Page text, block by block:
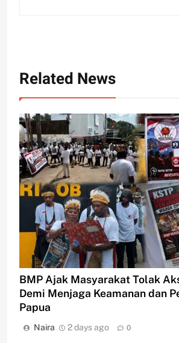
Related News
BMP Ajak Masyarakat Tolak
Demi Menjaga Keamanan dan
Papua
Naira 2 days ago 0